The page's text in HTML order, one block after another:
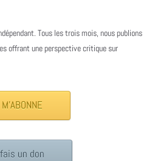
Tous les trois mois, nous publions
offrant une perspective critique sur
un don